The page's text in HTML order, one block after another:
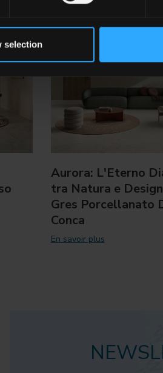
selection
Aurora: L'Eterno
tra Natura e
Gres Porcellanato
Conca
En savoir plus